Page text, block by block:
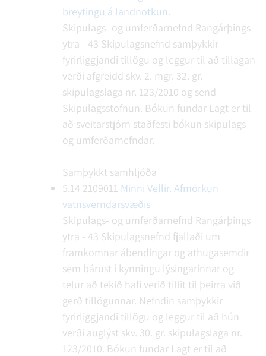
breytingu á landnotkun.
Skipulags- og umferðarnefnd Rangárþings
ytra - 43 Skipulagsnefnd samþykkir
fyrirliggjandi tillögu og leggur til að tillagan
verði afgreidd skv. 2. mgr. 32. gr.
skipulagslaga nr. 123/2010 og send
Skipulagsstofnun. Bókun fundar Lagt er til
að sveitarstjórn staðfesti bókun skipulags-
og umferðarnefndar.
Samþykkt samhljóða
5.14 2109011 Minni Vellir. Afmörkun
vatnsverndarsvæðis
Skipulags- og umferðarnefnd Rangárþings
ytra - 43 Skipulagsnefnd fjallaði um
framkomnar ábendingar og athugasemdir
sem bárust í kynningu lýsingarinnar og
telur að tekið hafi verið tillit til þeirra við
gerð tillögunnar. Nefndin samþykkir
fyrirliggjandi tillögu og leggur til að hún
verði auglýst skv. 30. gr. skipulagslaga nr.
123/2010. Bókun fundar Lagt er til að